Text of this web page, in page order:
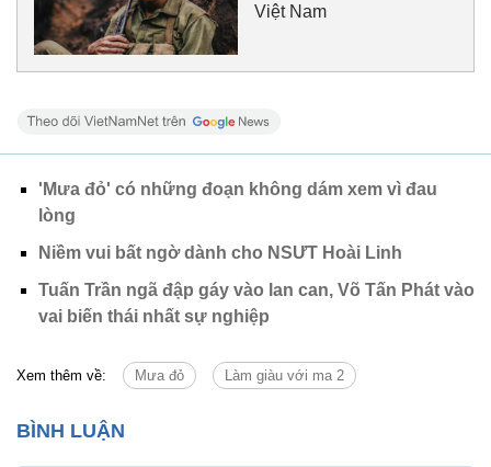
Việt Nam
'Mưa đỏ' có những đoạn không dám xem vì đau
lòng
Niềm vui bất ngờ dành cho NSƯT Hoài Linh
Tuấn Trần ngã đập gáy vào lan can, Võ Tấn Phát vào
vai biến thái nhất sự nghiệp
Xem thêm về: Mưa đỏ Làm giàu với ma 2